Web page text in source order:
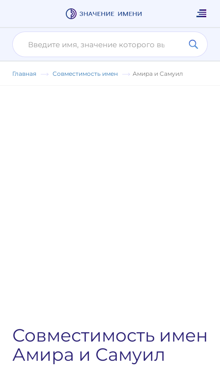
Главная Совместимость имен Амира и Самуил
Совместимость имен
Амира и Самуил